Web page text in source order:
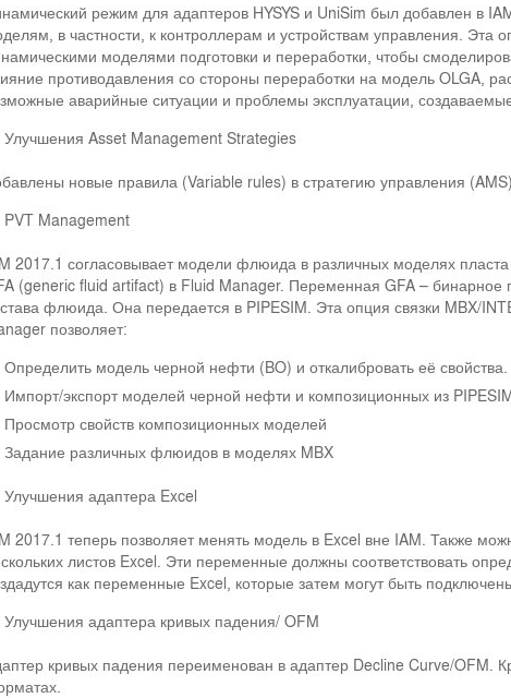
режим для адаптеров HYSYS и UniSim был добавлен в
в частности, к контроллерам и устройствам управления. Эта
моделями подготовки и переработки, чтобы
противодавления со стороны переработки на модель OLGA,
аварийные ситуации и проблемы эксплуатации,
Улучшения Asset Management Strategies
новые правила (Variable rules) в стратегию управления
PVT Management
2017.1 согласовывает модели флюида в различных моделях
(generic fluid artifact) в Fluid Manager. Переменная GFA – бинарное
флюида. Она передается в PIPESIM. Эта опция связки MBX/
позволяет:
Определить модель черной нефти (BO) и откалибровать её свойства.
Импорт/экспорт моделей черной нефти и композиционных из
Просмотр свойств композиционных моделей
Задание различных флюидов в моделях MBX
Улучшения адаптера Excel
2017.1 теперь позволяет менять модель в Excel вне IAM. Также
листов Excel. Эти переменные должны соответствовать
как переменные Excel, которые затем могут быть
Улучшения адаптера кривых падения/ OFM
кривых падения переименован в адаптер Decline Curve/OFM.